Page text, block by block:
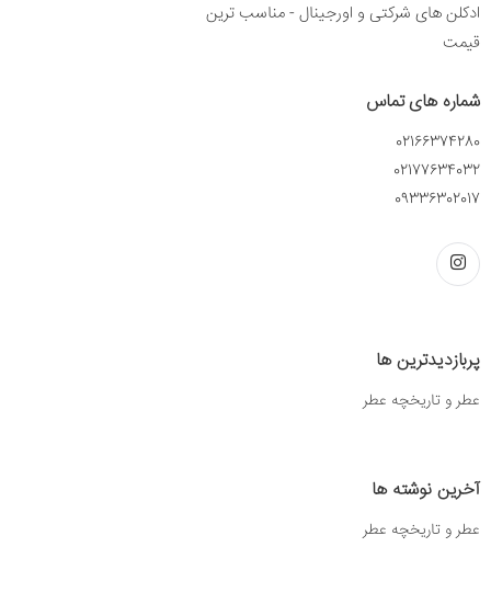
ادکلن های شرکتی و اورجینال - مناسب ترین
قیمت
شماره های تماس
02166374280
02177634032
09336302017
پربازدیدترین ها
عطر و تاریخچه عطر
آخرین نوشته ها
عطر و تاریخچه عطر